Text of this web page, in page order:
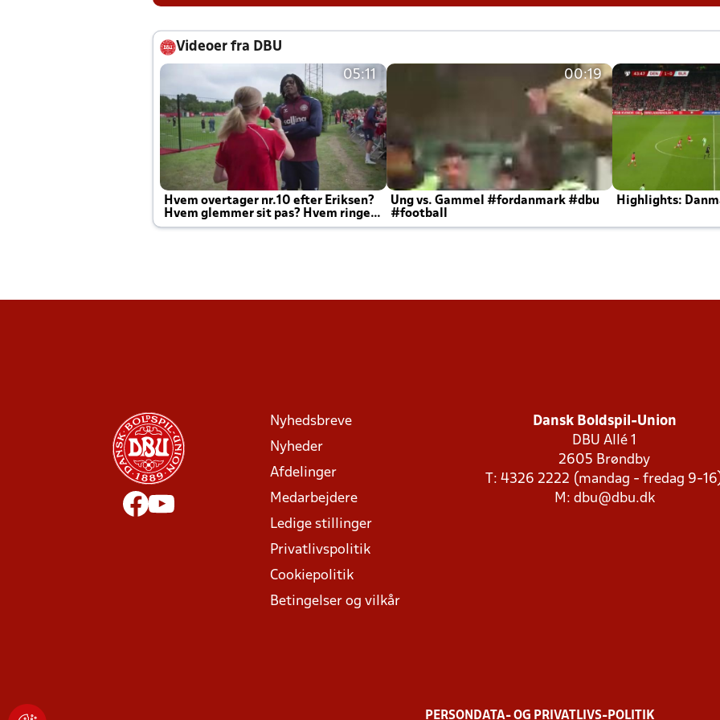
Videoer fra DBU
05:11
Hvem overtager nr.10 efter Eriksen?
Hvem glemmer sit pas? Hvem ringer
Joachim altid til efter kampe?
00:19
Ung vs. Gammel #fordanmark #dbu
#football
Highlights:
Nyhedsbreve
Nyheder
Afdelinger
Medarbejdere
Ledige stillinger
Privatlivspolitik
Cookiepolitik
Betingelser og vilkår
Dansk Boldspil-Union
DBU Allé 1
2605 Brøndby
T: 4326 2222 (mandag - fredag 9-
M: dbu@dbu.dk
PERSONDATA- OG PRIVATLIVS-POLITIK